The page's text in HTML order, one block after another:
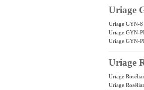
Uriage
Uriage GYN-
Uriage GYN-
Uriage GYN-
Uriage
Uriage
Uriage